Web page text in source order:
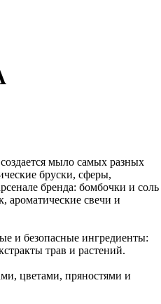
мыло самых разных
бруски, сферы,
бренда: бомбочки и соль
ароматические свечи и
и безопасные ингредиенты:
трав и растений.
цветами, пряностями и